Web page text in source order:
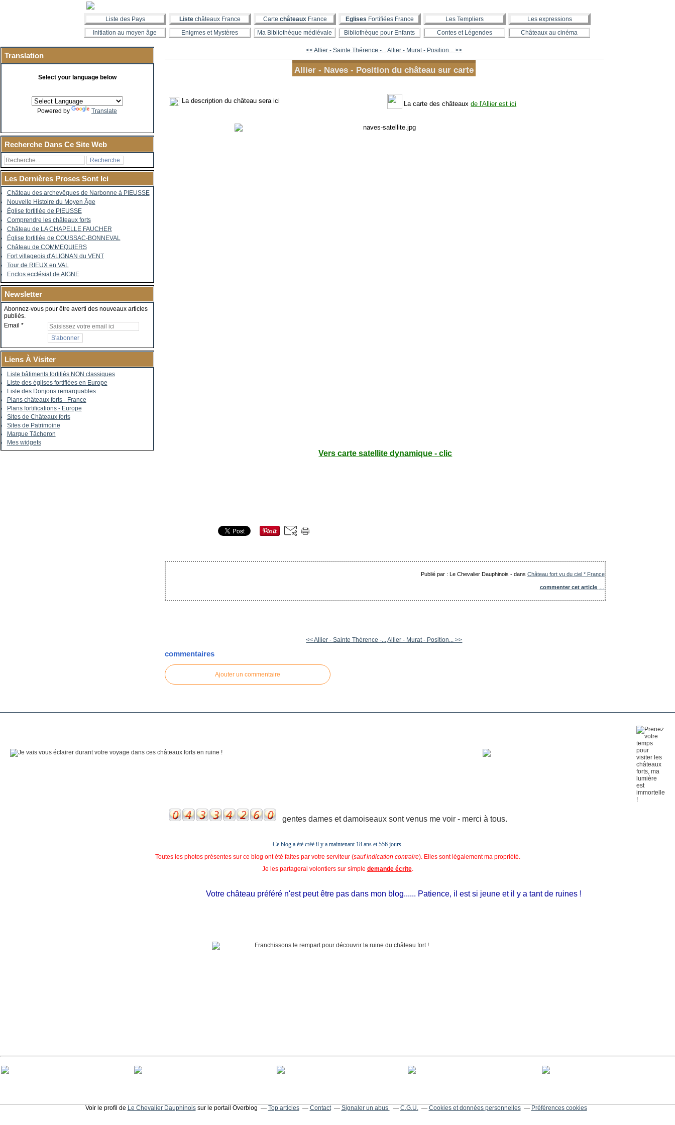
Liste des Pays Liste châteaux France Carte châteauxFrance Eglises Fortifiées France Les Templiers
Les expressions
Initiation au moyen âge
Enigmes et Mystères Ma Bibliothèque médiévale Bibliothèque pour Enfants Contes et Légendes Châteaux au cinéma
Translation
Select your language below
Powered by Translate
Recherche Dans Ce Site Web
Les Dernières Proses Sont Ici
Château des archevêques de Narbonne à PIEUSSE
Nouvelle Histoire du Moyen Âge
Église fortifiée de PIEUSSE
Comprendre les châteaux forts
Château de LA CHAPELLE FAUCHER
Église fortifiée de COUSSAC-BONNEVAL
Château de COMMEQUIERS
Fort villageois d'ALIGNAN du VENT
Tour de RIEUX en VAL
Enclos ecclésial de AIGNE
Newsletter
Abonnez-vous pour être averti des nouveaux articles
publiés.
Email
Liens À Visiter
Liste bâtiments fortifiés NON classiques
Liste des églises fortifiées en Europe
Liste des Donjons remarquables
Plans châteaux forts - France
Plans fortifications - Europe
Sites de Châteaux forts
Sites de Patrimoine
Marque Tâcheron
Mes widgets
<< Allier - Sainte Thérence -...Allier - Murat - Position... >>
Allier - Naves - Position du château sur carte
La description du château sera ici La carte des châteauxde l'Allier est ici
Vers carte satellite dynamique - clic
Publié par : Le Chevalier Dauphinois -dans Château fort vu du ciel * France
commenter cet article
<< Allier - Sainte Thérence -...Allier - Murat - Position... >>
commentaires
Ajouter un commentaire
gentes dames et damoiseaux sont venus me voir - merci à tous.
Ce blog a été créé il y a maintenant 18 ans et 556 jours.
Toutes les photos présentes sur ce blog ont été faites par votre serviteur (sauf indication contraire). Elles sont légalement ma propriété.
Je les partagerai volontiers sur simple demande écrite.
Votre château préféré n'est peut être pas dans mon blog...... Patience, il est si jeune et il y a tant de ruines !
Voir le profil de Le Chevalier Dauphinoissur le portail Overblog Top articles Contact Signaler un abus C.G.U. Cookies et données personnelles Préférences cookies